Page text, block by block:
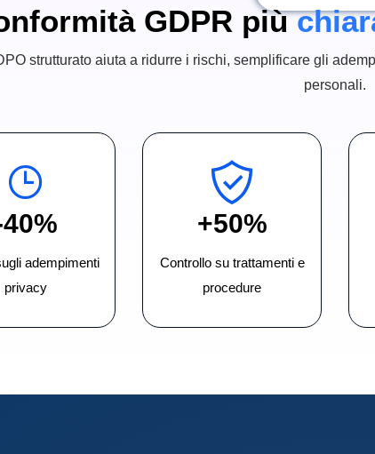
GDPR più
strutturato aiuta a ridurre i rischi, semplificare gli
personali.
adempimenti
privacy
+50%
Controllo su trattamenti e
procedure